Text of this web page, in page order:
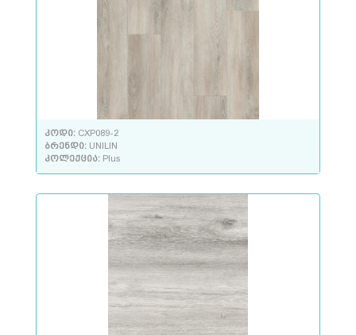
კოდი: CXP089-2
ბრენდი: UNILIN
კოლექცია: Plus